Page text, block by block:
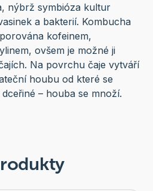
nýbrž symbióza kultur
a bakterií. Kombucha
kofeinem,
ovšem je možné ji
Na povrchu čaje vytváří
houbu od které se
– houba se množí.